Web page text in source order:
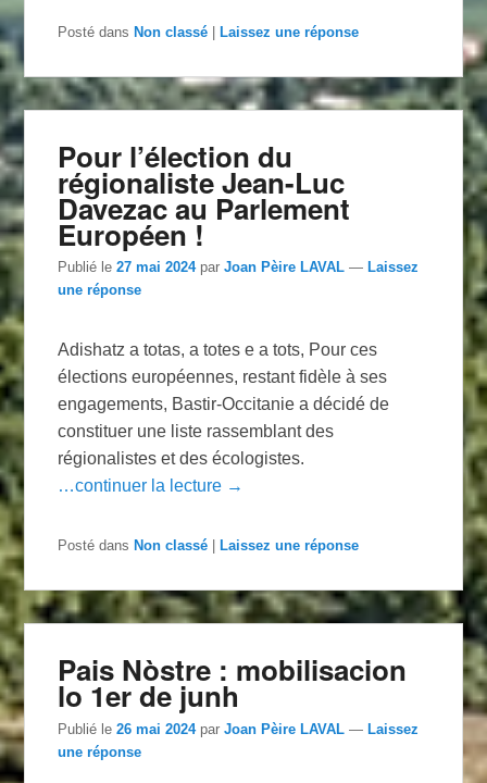
Posté dans Non classé |Laissez une réponse
Pour l’élection du
régionaliste Jean-Luc
Davezac au Parlement
Européen !
Publié le27 mai 2024 parJoan Pèire LAVAL — Laissez
une réponse
Adishatz a totas, a totes e a tots, Pour ces
élections européennes, restant fidèle à ses
engagements, Bastir-Occitanie a décidé de
constituer une liste rassemblant des
régionalistes et des écologistes.
…continuer la lecture →
Posté dans Non classé Laissez une réponse
Pais Nòstre : mobilisacion
lo 1er de junh
Publié le26 mai 2024 parJoan Pèire LAVAL — Laissez
une réponse